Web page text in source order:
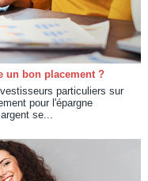
un bon placement ?
particuliers sur
pour l'épargne
se...